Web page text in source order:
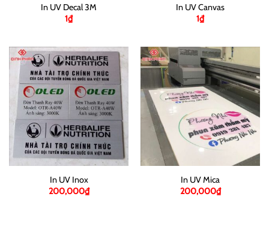
In UV Decal 3M
1₫
In UV Canvas
1₫
In UV Inox
200,000₫
In UV Mica
200,000₫